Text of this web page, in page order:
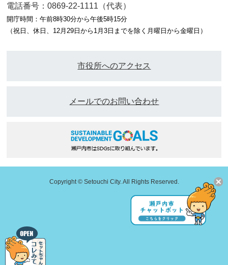
電話番号：0869-22-1111（代表）
開庁時間：午前8時30分から午後5時15分
（祝日、休日、12月29日から1月3日までを除く月曜日から金曜日）
市役所へのアクセス
メールでのお問い合わせ
Copyright © Setouchi City. All Rights Reserved.